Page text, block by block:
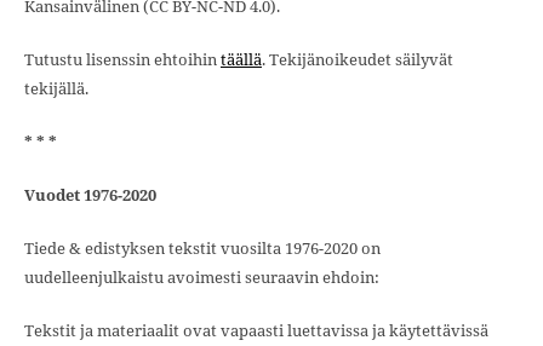
Kansainvälinen (CC BY-NC-ND 4.0).
Tutustu lisenssin ehtoihintäällä. Tekijänoikeudet säilyvät
tekijällä.
* * *
Vuodet 1976-2020
Tiede & edistyksen tekstit vuosilta 1976-2020 on
uudelleenjulkaistu avoimesti seuraavin ehdoin:
Tekstit ja materiaalit ovat vapaasti luettavissa ja käytettävissä